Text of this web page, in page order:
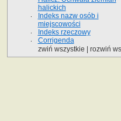
halickich
Indeks nazw osób i
miejscowości
Indeks rzeczowy
Corrigenda
zwiń wszystkie
rozwiń